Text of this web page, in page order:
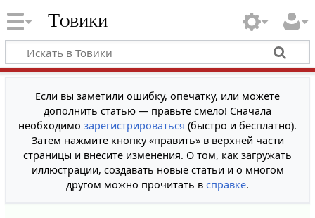
Товики
Если вы заметили ошибку, опечатку, или можете
дополнить статью — правьте смело! Сначала
необходимо зарегистрироваться (быстро и бесплатно).
Затем нажмите кнопку «править» в верхней части
страницы и внесите изменения. О том, как загружать
иллюстрации, создавать новые статьи и о многом
другом можно прочитать в справке.